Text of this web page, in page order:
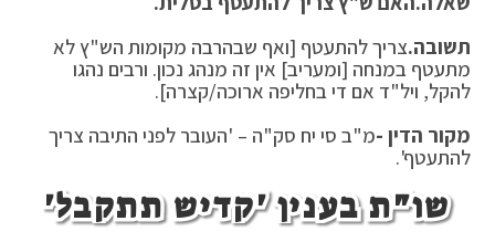
תשובה.צריך להתעטף [ואף שבהרבה מקומות הש"ץ לא
מתעטף במנחה [ומעריב] אין זה מנהג נכון. ורבים נהגו
להקל, ויל"ד אם די בחליפה ארוכה/קצרה].
מקור הדין -מ"ב סי יח סק"ה – 'העובר לפני התיבה צריך
להתעטף'.
שו"ת בענין 'קדיש תתקבל'